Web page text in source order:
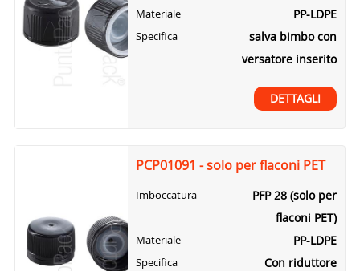
Materiale PP-LDPE
Specifica
salva bimbo con
versatore inserito
DETTAGLI
PCP01091 - solo per flaconi PET
Imboccatura
PFP 28 (solo per
flaconi PET)
Materiale PP-LDPE
Specifica Con riduttore